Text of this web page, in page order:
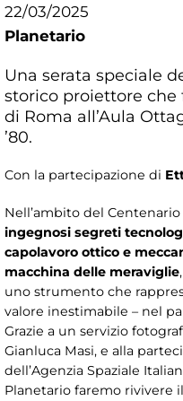
22/03/2025
Planetario
Una serata speciale
storico proiettore che
di Roma all’Aula
’80.
Con la partecipazione di
Nell’ambito del
ingegnosi segreti
capolavoro ottico e
macchina delle meraviglie
uno strumento che
valore inestimabile – nel
Grazie a un servizio
Gianluca Masi, e alla
dell’Agenzia Spaziale
Planetario faremo rivivere il